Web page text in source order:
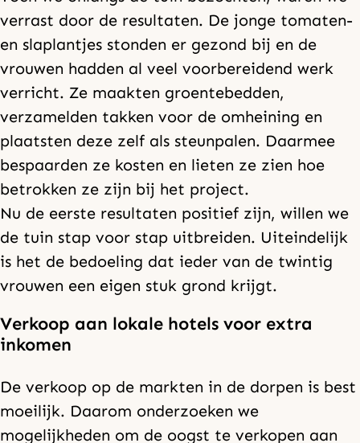
verrast door de resultaten. De jonge tomaten-
en slaplantjes stonden er gezond bij en de
vrouwen hadden al veel voorbereidend werk
verricht. Ze maakten groentebedden,
verzamelden takken voor de omheining en
plaatsten deze zelf als steunpalen. Daarmee
bespaarden ze kosten en lieten ze zien hoe
betrokken ze zijn bij het project.
Nu de eerste resultaten positief zijn, willen we
de tuin stap voor stap uitbreiden. Uiteindelijk
is het de bedoeling dat ieder van de twintig
vrouwen een eigen stuk grond krijgt.
Verkoop aan lokale hotels voor extra
inkomen
De verkoop op de markten in de dorpen is best
moeilijk. Daarom onderzoeken we
mogelijkheden om de oogst te verkopen aan